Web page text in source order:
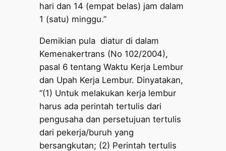
hari dan 14 (empat belas) jam dalam
1 (satu) minggu.”
Demikian pula diatur di dalam
Kemenakertrans (No 102/2004),
pasal 6 tentang Waktu Kerja Lembur
dan Upah Kerja Lembur. Dinyatakan,
“(1) Untuk melakukan kerja lembur
harus ada perintah tertulis dari
pengusaha dan persetujuan tertulis
dari pekerja/buruh yang
bersangkutan; (2) Perintah tertulis